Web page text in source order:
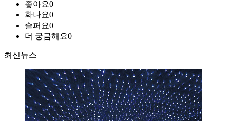
좋아요0
화나요0
슬퍼요0
더 궁금해요0
최신뉴스